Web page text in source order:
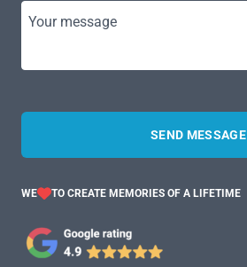
Your message
SEND MESSAGE
WE TO CREATE MEMORIES OF A LIFETIME